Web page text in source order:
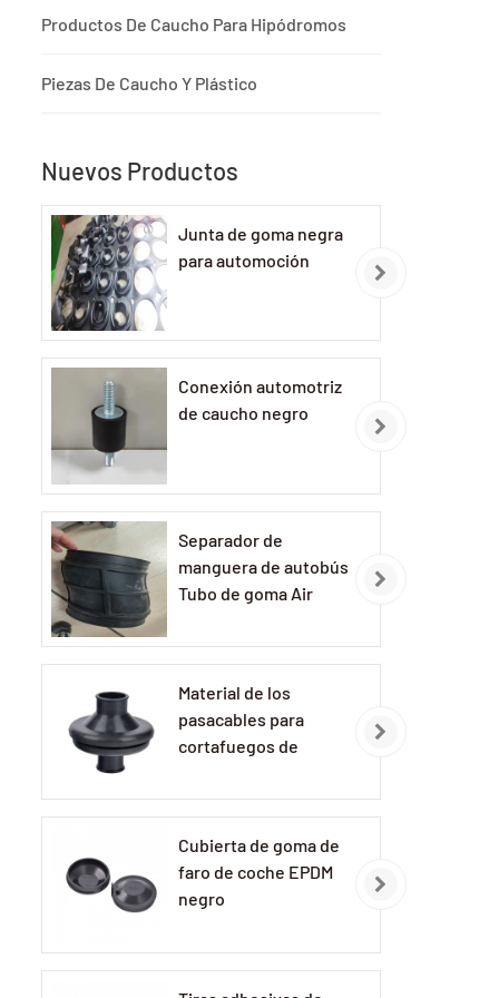
Productos De Caucho Para Hipódromos
Piezas De Caucho Y Plástico
Nuevos Productos
Junta de goma negra
para automoción
Conexión automotriz
de caucho negro
Separador de
manguera de autobús
Tubo de goma Air
Material de los
pasacables para
cortafuegos de
Pasacables de
Cubierta de goma de
faro de coche EPDM
negro